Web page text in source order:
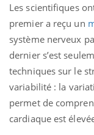
Les scientifiques
premier a reçu un
système nerveux
dernier s’est
techniques sur le
variabilité : la
permet de
cardiaque est